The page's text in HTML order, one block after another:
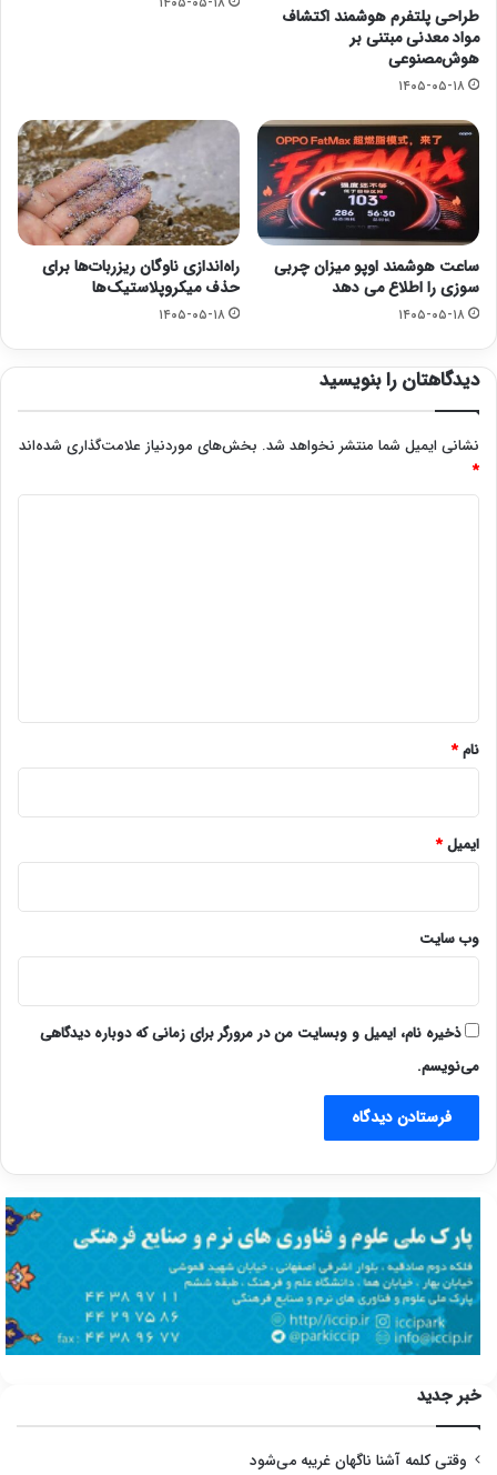
طراحی پلتفرم هوشمند اکتشاف
مواد معدنی مبتنی بر
هوش‌مصنوعی
۱۴۰۵-۰۵-۱۸
ساعت هوشمند اوپو میزان چربی
سوزی را اطلاع می دهد
۱۴۰۵-۰۵-۱۸
راه‌اندازی ناوگان ریزربات‌ها برای
حذف میکروپلاستیک‌ها
۱۴۰۵-۰۵-۱۸
دیدگاهتان را بنویسید
نشانی ایمیل شما منتشر نخواهد شد. بخش‌های موردنیاز علامت‌گذاری شده‌اند
*
نام*
ایمیل*
وب‌ سایت
ذخیره نام، ایمیل و وبسایت من در مرورگر برای زمانی که دوباره دیدگاهی
می‌نویسم.
خبر جدید
وقتی کلمه آشنا ناگهان غریبه می‌شود